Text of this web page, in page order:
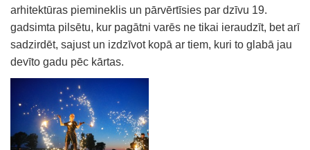
arhitektūras piemineklis un pārvērtīsies par dzīvu 19.
gadsimta pilsētu, kur pagātni varēs ne tikai ieraudzīt, bet arī
sadzirdēt, sajust un izdzīvot kopā ar tiem, kuri to glabā jau
devīto gadu pēc kārtas.